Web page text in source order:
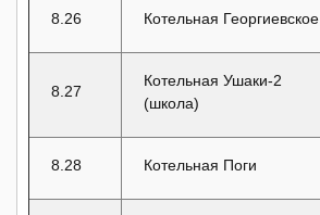
8.26 Котельная Георгиевское
8.27
Котельная Ушаки-2
(школа)
8.28 Котельная Поги